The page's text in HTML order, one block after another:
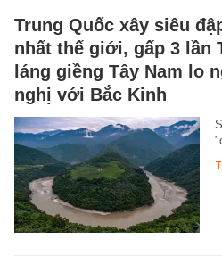
Trung Quốc xây siêu
nhất thế giới, gấp 3 lần
láng giềng Tây Nam lo
nghị với Bắc Kinh